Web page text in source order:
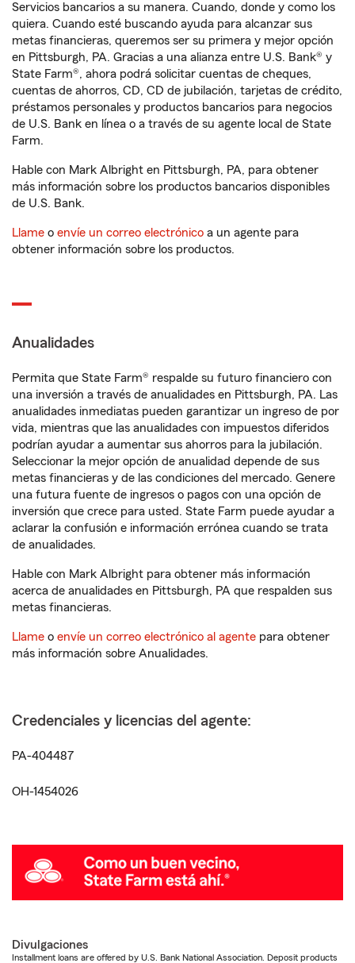
Servicios bancarios a su manera. Cuando, donde y como los
quiera. Cuando esté buscando ayuda para alcanzar sus
metas financieras, queremos ser su primera y mejor opción
en Pittsburgh, PA. Gracias a una alianza entre U.S. Bank® y
State Farm®, ahora podrá solicitar cuentas de cheques,
cuentas de ahorros, CD, CD de jubilación, tarjetas de crédito,
préstamos personales y productos bancarios para negocios
de U.S. Bank en línea o a través de su agente local de State
Farm.
Hable con Mark Albright en Pittsburgh, PA, para obtener
más información sobre los productos bancarios disponibles
de U.S. Bank.
Llame o envíe un correo electrónico a un agente para
obtener información sobre los productos.
Anualidades
Permita que State Farm® respalde su futuro financiero con
una inversión a través de anualidades en Pittsburgh, PA. Las
anualidades inmediatas pueden garantizar un ingreso de por
vida, mientras que las anualidades con impuestos diferidos
podrían ayudar a aumentar sus ahorros para la jubilación.
Seleccionar la mejor opción de anualidad depende de sus
metas financieras y de las condiciones del mercado. Genere
una futura fuente de ingresos o pagos con una opción de
inversión que crece para usted. State Farm puede ayudar a
aclarar la confusión e información errónea cuando se trata
de anualidades.
Hable con Mark Albright para obtener más información
acerca de anualidades en Pittsburgh, PA que respalden sus
metas financieras.
Llame o envíe un correo electrónico al agente para obtener
más información sobre Anualidades.
Credenciales y licencias del agente:
PA-404487
OH-1454026
Divulgaciones
Installment loans are offered by U.S. Bank National Association. Deposit products